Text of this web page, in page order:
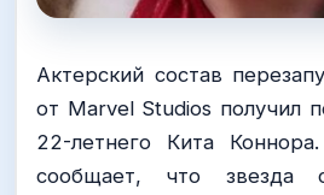
Актерский состав
от Marvel Studios получил
22-летнего Кита
сообщает, что звезда